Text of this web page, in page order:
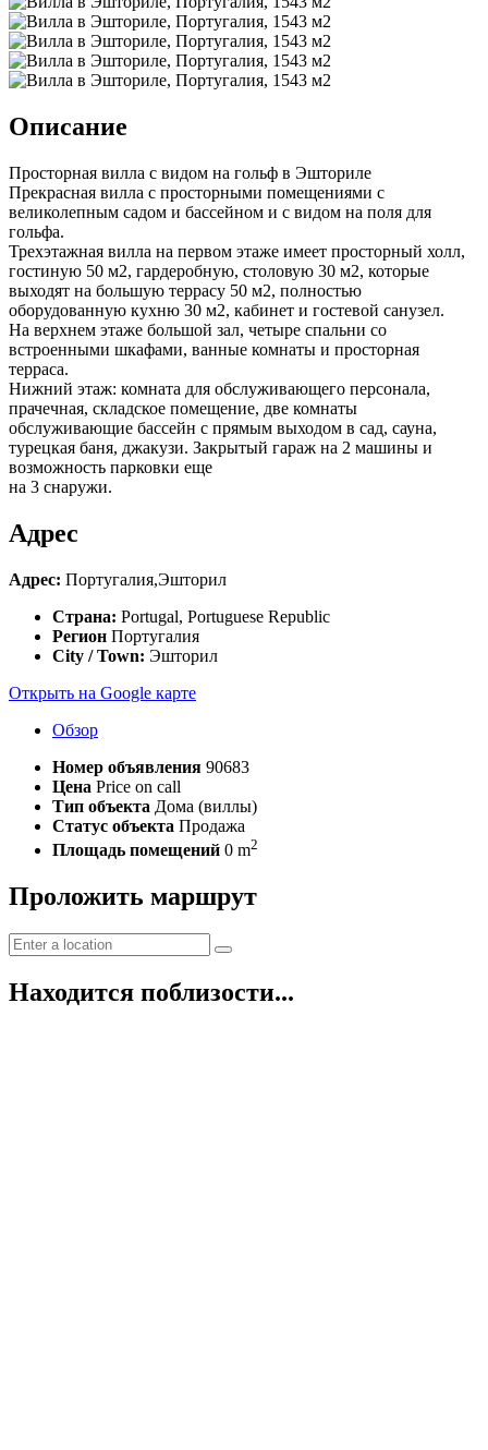
Описание
Просторная вилла с видом на гольф в Эшториле
Прекрасная вилла с просторными помещениями с
великолепным садом и бассейном и с видом на поля для
гольфа.
Трехэтажная вилла на первом этаже имеет просторный холл,
гостиную 50 м2, гардеробную, столовую 30 м2, которые
выходят на большую террасу 50 м2, полностью
оборудованную кухню 30 м2, кабинет и гостевой санузел.
На верхнем этаже большой зал, четыре спальни со
встроенными шкафами, ванные комнаты и просторная
терраса.
Нижний этаж: комната для обслуживающего персонала,
прачечная, складское помещение, две комнаты
обслуживающие бассейн с прямым выходом в сад, сауна,
турецкая баня, джакузи. Закрытый гараж на 2 машины и
возможность парковки еще
на 3 снаружи.
Адрес
Адрес: Португалия,Эшторил
Страна: Portugal, Portuguese Republic
Регион Португалия
City / Town: Эшторил
Открыть на Google карте
Обзор
Номер объявления 90683
Цена Price on call
Тип объекта Дома (виллы)
Статус объекта Продажа
Площадь помещений 0 m2
Проложить маршрут
Находится поблизости...